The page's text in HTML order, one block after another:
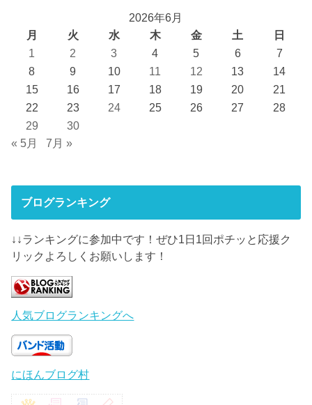
2026年6月
月
火 水 木 金 土
日
1
2 3 4 5 6
7
8
9 10 11 12 13
14
15
16 17 18 19 20
21
22
23 24 25 26 27
28
29
30
« 5月
7月 »
ブログランキング
↓↓ランキングに参加中です！ぜひ1日1回ポチッと応援ク
リックよろしくお願いします！
人気ブログランキングへ
にほんブログ村